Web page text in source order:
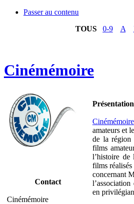
Passer au contenu
TOUS
0-9 A
Cinémémoire
Cinémémoire
amateurs et
de la région
films
l’histoire de
films
concernant
en
Contact
Cinémémoire